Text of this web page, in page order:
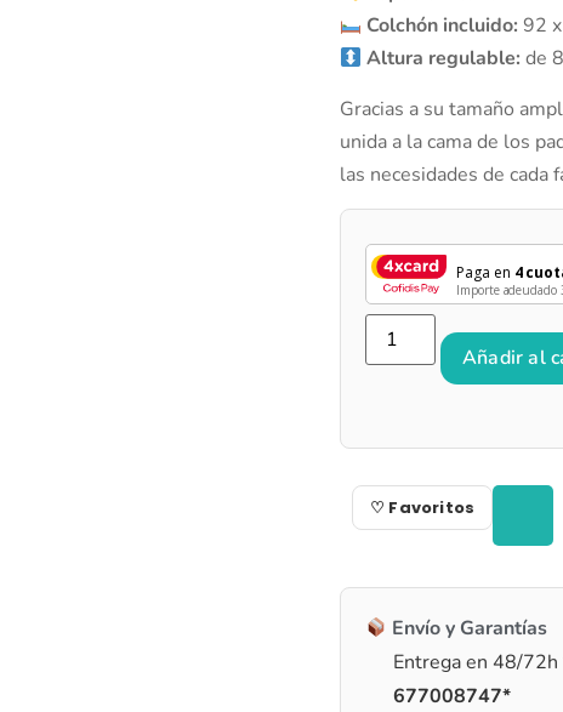
Colchón incluido: 92
Altura regulable: de
Gracias a su tamaño
unida a la cama de los
las necesidades de cada
Paga en 4
Importe adeudado
Añadir al
♡ Favoritos
Envío y Garantías
Entrega en 48/72h
677008747*